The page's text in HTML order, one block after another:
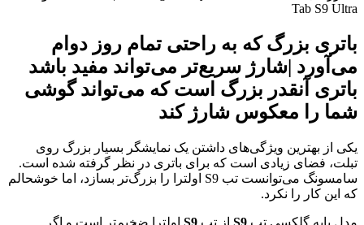
باتری بزرگ که به راحتی تمام روز دوام
می‌آورد |شارژ سریع‌تر می‌تواند مفید باشد
باتری آنقدر بزرگ است که می‌تواند گوشی
شما را معکوس شارژ کند
یکی از بهترین ویژگی‌های داشتن یک نمایشگر بسیار بزرگ روی
تبلت، فضای زیادی است که برای باتری در نظر گرفته شده است.
سامسونگ می‌توانست تب S9 اولترا را بزرگ‌تر بسازد، اما خوشحالم
که این کار را نکرد.
مدل پایه گلکسی تب S9 از تب S9 اولترا ضخیم‌تر است و اگر